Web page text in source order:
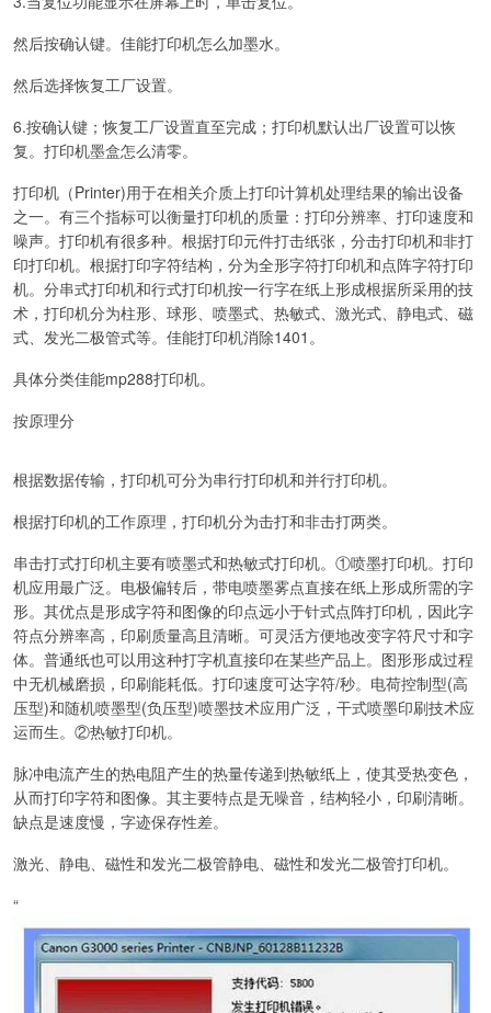
然后按确认键。佳能打印机怎么加墨水。
然后选择恢复工厂设置。
6.按确认键；恢复工厂设置直至完成；打印机默认出厂设置可以恢
复。打印机墨盒怎么清零。
打印机（Printer)用于在相关介质上打印计算机处理结果的输出设备
之一。有三个指标可以衡量打印机的质量：打印分辨率、打印速度和
噪声。打印机有很多种。根据打印元件打击纸张，分击打印机和非打
印打印机。根据打印字符结构，分为全形字符打印机和点阵字符打印
机。分串式打印机和行式打印机按一行字在纸上形成根据所采用的技
术，打印机分为柱形、球形、喷墨式、热敏式、激光式、静电式、磁
式、发光二极管式等。佳能打印机消除1401。
具体分类佳能mp288打印机。
按原理分
根据数据传输，打印机可分为串行打印机和并行打印机。
根据打印机的工作原理，打印机分为击打和非击打两类。
串击打式打印机主要有喷墨式和热敏式打印机。①喷墨打印机。打印
机应用最广泛。电极偏转后，带电喷墨雾点直接在纸上形成所需的字
形。其优点是形成字符和图像的印点远小于针式点阵打印机，因此字
符点分辨率高，印刷质量高且清晰。可灵活方便地改变字符尺寸和字
体。普通纸也可以用这种打字机直接印在某些产品上。图形形成过程
中无机械磨损，印刷能耗低。打印速度可达字符/秒。电荷控制型(高
压型)和随机喷墨型(负压型)喷墨技术应用广泛，干式喷墨印刷技术应
运而生。②热敏打印机。
脉冲电流产生的热电阻产生的热量传递到热敏纸上，使其受热变色，
从而打印字符和图像。其主要特点是无噪音，结构轻小，印刷清晰。
缺点是速度慢，字迹保存性差。
激光、静电、磁性和发光二极管静电、磁性和发光二极管打印机。
“